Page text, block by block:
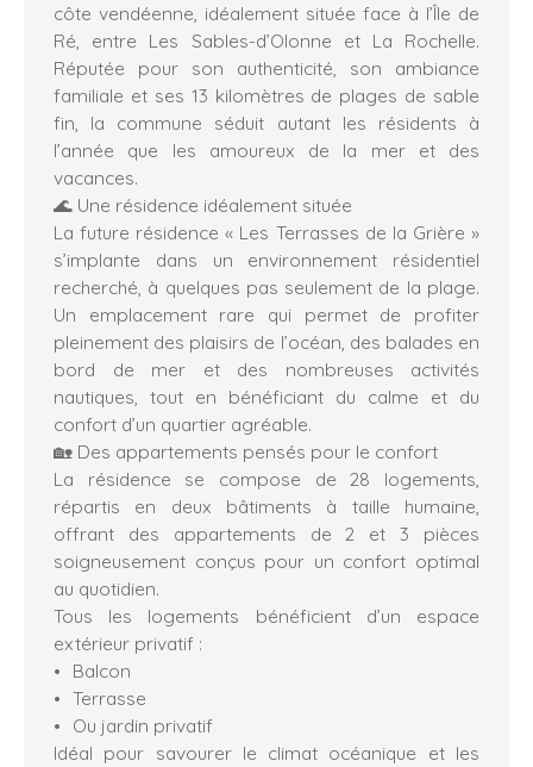
côte vendéenne, idéalement située face à l’Île de
Ré, entre Les Sables-d’Olonne et La Rochelle.
Réputée pour son authenticité, son ambiance
familiale et ses 13 kilomètres de plages de sable
fin, la commune séduit autant les résidents à
l’année que les amoureux de la mer et des
vacances.
🌊 Une résidence idéalement située
La future résidence « Les Terrasses de la Grière »
s’implante dans un environnement résidentiel
recherché, à quelques pas seulement de la plage.
Un emplacement rare qui permet de profiter
pleinement des plaisirs de l’océan, des balades en
bord de mer et des nombreuses activités
nautiques, tout en bénéficiant du calme et du
confort d’un quartier agréable.
🏡 Des appartements pensés pour le confort
La résidence se compose de 28 logements,
répartis en deux bâtiments à taille humaine,
offrant des appartements de 2 et 3 pièces
soigneusement conçus pour un confort optimal
au quotidien.
Tous les logements bénéficient d’un espace
extérieur privatif :
Balcon
Terrasse
Ou jardin privatif
Idéal pour savourer le climat océanique et les